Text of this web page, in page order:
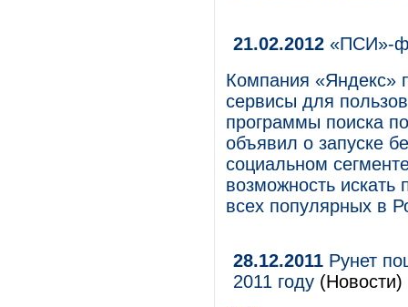
21.02.2012 «ПСИ»-
Компания «Яндекс»
сервисы для
программы поиска
объявил о запуске
социальном
возможность
всех популярных в
28.12.2011 Рунет
2011 году (Новости)